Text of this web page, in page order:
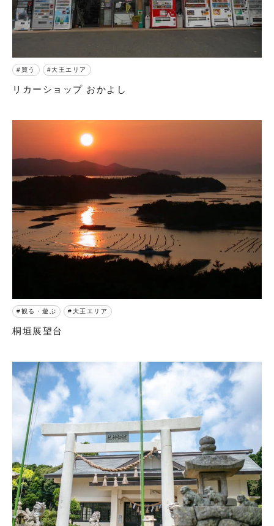
買う 大王エリア
リカーショップ おかよし
観る・遊ぶ 大王エリア
桐垣展望台